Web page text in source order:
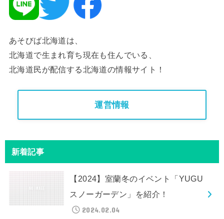
あそびば北海道は、
北海道で生まれ育ち現在も住んでいる、
北海道民が配信する北海道の情報サイト！
運営情報
新着記事
【2024】室蘭冬のイベント「YUGU
スノーガーデン」を紹介！
2024.02.04